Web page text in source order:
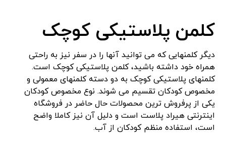
کلمن پلاستیکی کوچک
دیگر کلمنهایی که می توانید آنها را در سفر نیز به راحتی
همراه خود داشته باشید، کلمن پلاستیکی کوچک است.
کلمنهای پلاستیکی کوچک به دو دسته کلمنهای معمولی و
مخصوص کودکان تقسیم می شوند. نوع مخصوص کودکان
یکی از پرفروش ترین محصولات حال حاضر در فروشگاه
اینترنتی هیراد پلاست است و دلیل آن نیز کاملا واضح
است، استفاده منظم کودکان از آب.